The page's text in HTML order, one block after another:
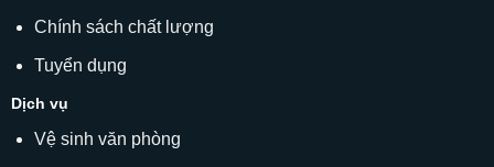
Chính sách chất lượng
Tuyển dụng
Dịch vụ
Vệ sinh văn phòng